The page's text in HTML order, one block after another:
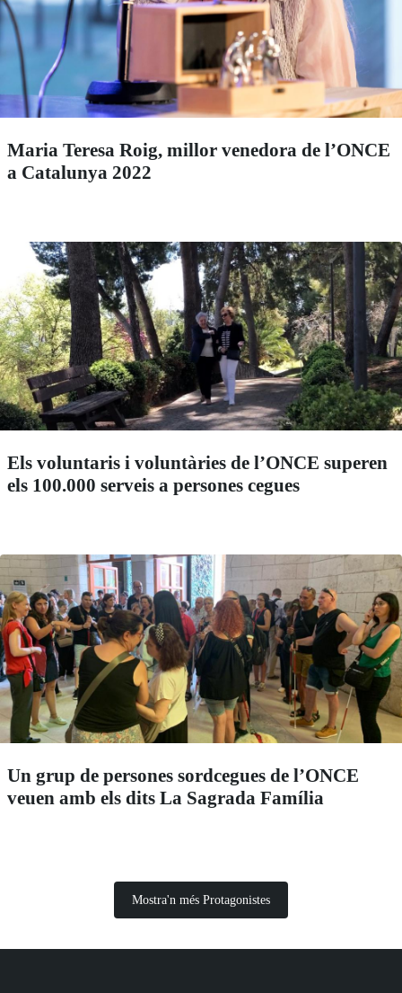
Maria Teresa Roig, millor venedora de l’ONCE
a Catalunya 2022
Els voluntaris i voluntàries de l’ONCE superen
els 100.000 serveis a persones cegues
Un grup de persones sordcegues de l’ONCE
veuen amb els dits La Sagrada Família
Mostra'n més Protagonistes